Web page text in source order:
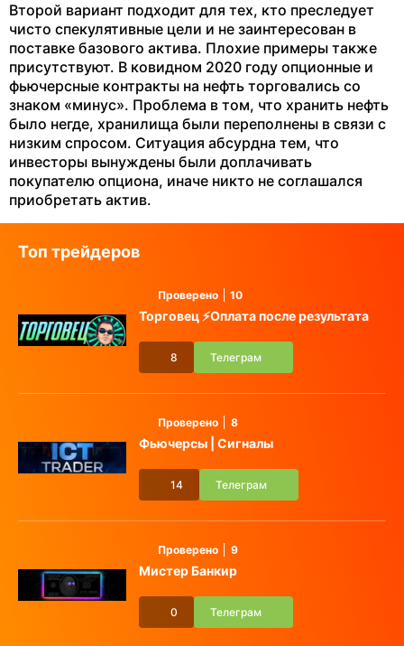
Второй вариант подходит для тех, кто преследует
чисто спекулятивные цели и не заинтересован в
поставке базового актива. Плохие примеры также
присутствуют. В ковидном 2020 году опционные и
фьючерсные контракты на нефть торговались со
знаком «минус». Проблема в том, что хранить нефть
было негде, хранилища были переполнены в связи с
низким спросом. Ситуация абсурдна тем, что
инвесторы вынуждены были доплачивать
покупателю опциона, иначе никто не соглашался
приобретать актив.
Топ трейдеров
Проверено 10
Торговец ⚡️Оплата после результата
8 Телеграм
Проверено 8
Фьючерсы | Сигналы
14 Телеграм
Проверено 9
Мистер Банкир
0 Телеграм